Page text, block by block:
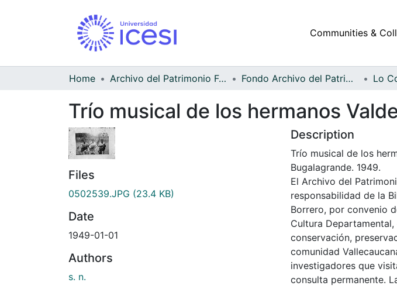
Communities &
Home Archivo del Patrimonio Fotográfico y Fílmico del Valle del Cauca Fondo Archivo del Patrimonio Fotográfico y Fílmico del Valle del Cauca Lo
Trío musical de los hermanos
Files
0502539.JPG (23.4 KB)
Date
1949-01-01
Authors
s. n.
Description
Trío musical de los
Bugalagrande. 1949.
El Archivo del
responsabilidad de la
Borrero, por convenio
Cultura
conservación,
comunidad
investigadores que
consulta permanente.